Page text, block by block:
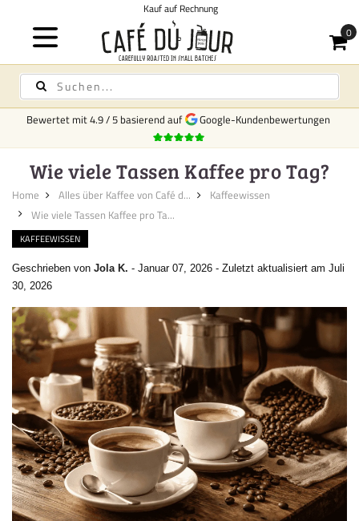
Bewertet mit4.9/5 basierend auf Google-Kundenbewertungen
Wie viele Tassen Kaffee pro Tag?
Home Alles über Kaffee von Café d...
Kaffeewissen
Wie viele Tassen Kaffee pro Ta...
KAFFEEWISSEN
Geschrieben von Jola K. - Januar 07, 2026 - Zuletzt aktualisiert am Juli
30, 2026